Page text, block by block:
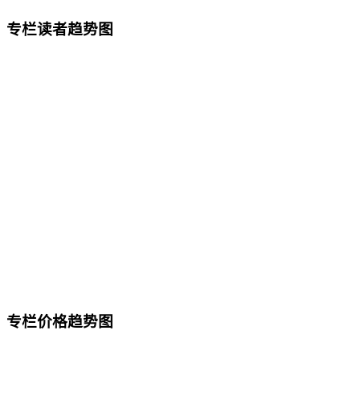
专栏读者趋势图
专栏价格趋势图